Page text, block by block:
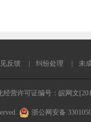
反馈 纠纷处理 未
经营许可证编号：皖网文
浙公网安备